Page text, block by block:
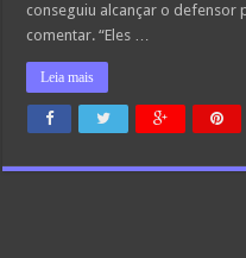
conseguiu alcançar o defensor
comentar. “Eles …
Leia mais